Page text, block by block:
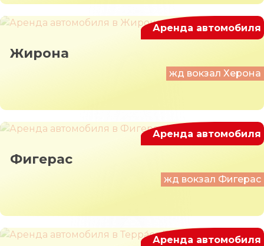
Жирона
жд вокзал Херона
Аренда автомобиля
Фигерас
жд вокзал Фигерас
Аренда автомобиля
Аренда автомобиля